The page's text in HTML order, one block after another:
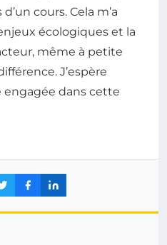
d’un cours. Cela m’a
écologiques et la
même à petite
J’espère
dans cette